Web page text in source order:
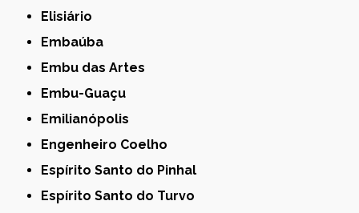
Elisiário
Embaúba
Embu das Artes
Embu-Guaçu
Emilianópolis
Engenheiro Coelho
Espírito Santo do Pinhal
Espírito Santo do Turvo